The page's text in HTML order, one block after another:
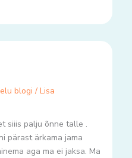
blogi / Lisa
siiis palju õnne talle .
pärast ärkama jama
aga ma ei jaksa. Ma